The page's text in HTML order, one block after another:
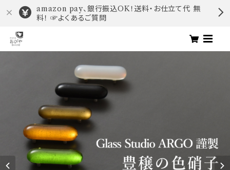
amazon pay、銀行振込OK！送料・お仕立て代 無
料！ ☞よくあるご質問